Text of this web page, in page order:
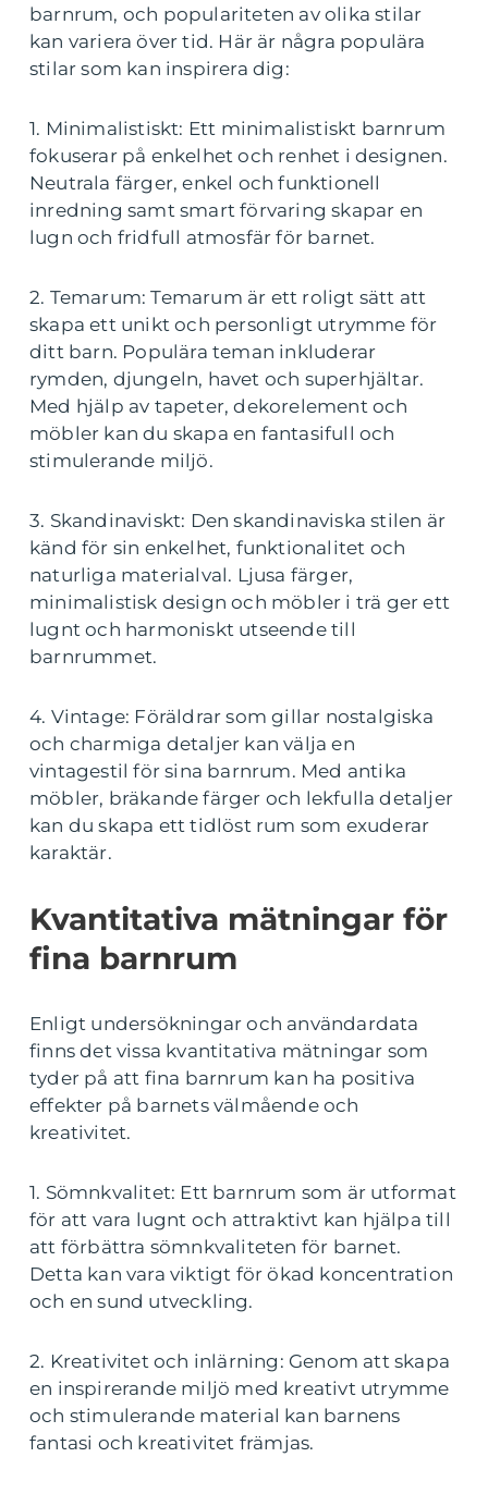
barnrum, och populariteten av olika stilar
kan variera över tid. Här är några populära
stilar som kan inspirera dig:
1. Minimalistiskt: Ett minimalistiskt barnrum
fokuserar på enkelhet och renhet i designen.
Neutrala färger, enkel och funktionell
inredning samt smart förvaring skapar en
lugn och fridfull atmosfär för barnet.
2. Temarum: Temarum är ett roligt sätt att
skapa ett unikt och personligt utrymme för
ditt barn. Populära teman inkluderar
rymden, djungeln, havet och superhjältar.
Med hjälp av tapeter, dekorelement och
möbler kan du skapa en fantasifull och
stimulerande miljö.
3. Skandinaviskt: Den skandinaviska stilen är
känd för sin enkelhet, funktionalitet och
naturliga materialval. Ljusa färger,
minimalistisk design och möbler i trä ger ett
lugnt och harmoniskt utseende till
barnrummet.
4. Vintage: Föräldrar som gillar nostalgiska
och charmiga detaljer kan välja en
vintagestil för sina barnrum. Med antika
möbler, bräkande färger och lekfulla detaljer
kan du skapa ett tidlöst rum som exuderar
karaktär.
Kvantitativa mätningar för
fina barnrum
Enligt undersökningar och användardata
finns det vissa kvantitativa mätningar som
tyder på att fina barnrum kan ha positiva
effekter på barnets välmående och
kreativitet.
1. Sömnkvalitet: Ett barnrum som är utformat
för att vara lugnt och attraktivt kan hjälpa till
att förbättra sömnkvaliteten för barnet.
Detta kan vara viktigt för ökad koncentration
och en sund utveckling.
2. Kreativitet och inlärning: Genom att skapa
en inspirerande miljö med kreativt utrymme
och stimulerande material kan barnens
fantasi och kreativitet främjas.